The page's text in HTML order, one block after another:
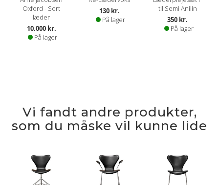
Oxford - Sort
læder
10.000 kr.
På lager
130 kr.
På lager
til Semi Anilin
350 kr.
På lager
Vi fandt andre produkter,
som du måske vil kunne lide